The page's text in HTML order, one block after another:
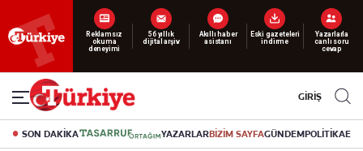
Yeni nesil dijital
abonelik 19 TL’den başlayan fiyatlarla.
GİRİŞ
SON DAKİKA YAZARLARBİZİM SAYFAGÜNDEMPOLİTİKA